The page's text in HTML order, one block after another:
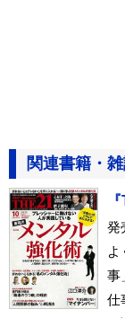
関連書籍・
発
よ
事
仕